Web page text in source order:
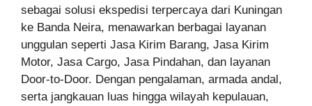
sebagai solusi ekspedisi terpercaya dari Kuningan
ke Banda Neira, menawarkan berbagai layanan
unggulan seperti Jasa Kirim Barang, Jasa Kirim
Motor, Jasa Cargo, Jasa Pindahan, dan layanan
Door-to-Door. Dengan pengalaman, armada andal,
serta jangkauan luas hingga wilayah kepulauan,